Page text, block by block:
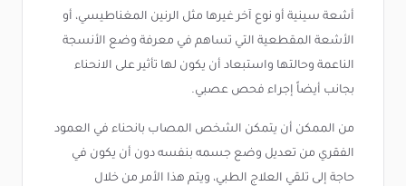
أشعة سينية أو نوع آخر غيرها مثل الرنين المغناطيسي، أو
الأشعة المقطعية التي تساهم في معرفة وضع الأنسجة
الناعمة وحالتها واستبعاد أن يكون لها تأثير على الانحناء
بجانب أيضاً إجراء فحص عصبي.
من الممكن أن يتمكن الشخص المصاب بانحناء في العمود
الفقري من تعديل وضع جسمه بنفسه دون أن يكون في
حاجة إلى تلقي العلاج الطبي، ويتم هذا الأمر من خلال